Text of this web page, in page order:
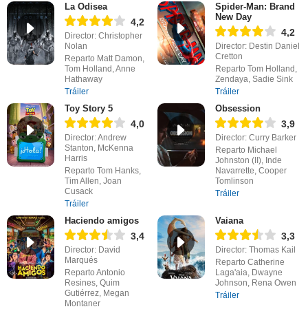
La Odisea
4,2
Director: Christopher
Nolan
Reparto Matt Damon,
Tom Holland, Anne
Hathaway
Tráiler
Spider-Man: Brand
New Day
4,2
Director: Destin Daniel
Cretton
Reparto Tom Holland,
Zendaya, Sadie Sink
Tráiler
Toy Story 5
4,0
Director: Andrew
Stanton, McKenna
Harris
Reparto Tom Hanks,
Tim Allen, Joan
Cusack
Tráiler
Obsession
3,9
Director: Curry Barker
Reparto Michael
Johnston (II), Inde
Navarrette, Cooper
Tomlinson
Tráiler
Haciendo amigos
3,4
Director: David
Marqués
Reparto Antonio
Resines, Quim
Gutiérrez, Megan
Montaner
Vaiana
3,3
Director: Thomas Kail
Reparto Catherine
Laga'aia, Dwayne
Johnson, Rena Owen
Tráiler